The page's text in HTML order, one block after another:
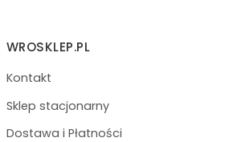
Linki w stopce
WROSKLEP.PL
Kontakt
Sklep stacjonarny
Dostawa i Płatności